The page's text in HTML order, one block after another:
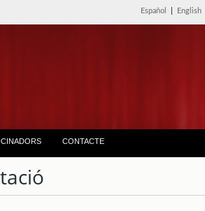
Español English
CONTACTE